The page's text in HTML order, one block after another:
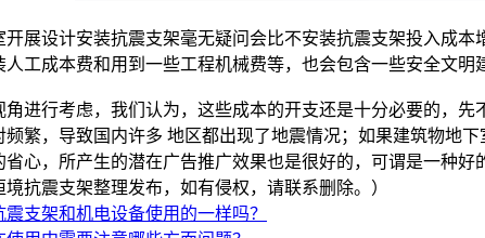
展设计安装抗震支架毫无疑问会比不安装抗震支架投入成
工成本费和用到一些工程机械费等，也会包含一些安全文明
角进行考虑，我们认为，这些成本的开支还是十分必要的，
繁，导致国内许多 地区都出现了地震情况；如果建筑物地
心，所产生的潜在广告推广效果也是很好的，可谓是一种好
境抗震支架整理发布，如有侵权，请联系删除。）
支架和机电设备使用的一样吗？